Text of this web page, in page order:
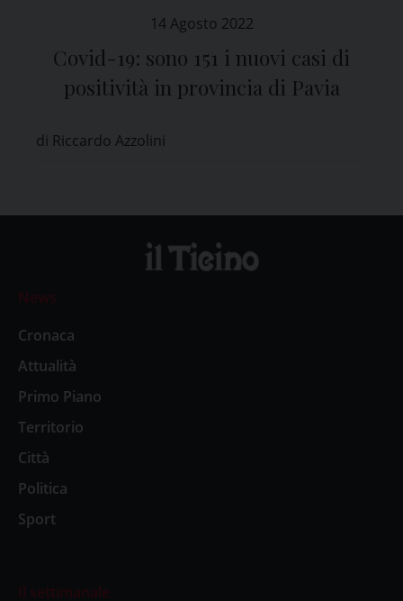
14 Agosto 2022
Covid-19: sono 151 i nuovi casi di
positività in provincia di Pavia
di Riccardo Azzolini
News
Cronaca
Attualità
Primo Piano
Territorio
Città
Politica
Sport
Il settimanale